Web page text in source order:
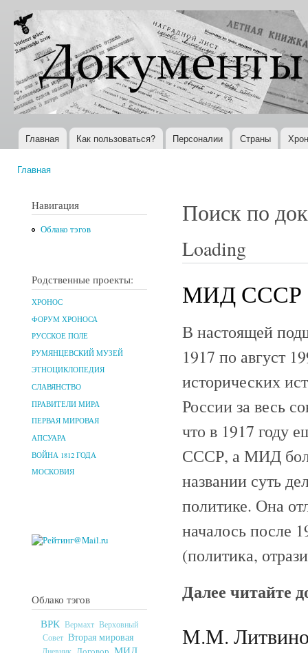
Документы
XX века
Всемирная
история в
Интернете
Главное меню
Главная Как пользоваться? Персоналии Страны
Главная
Навигация
Облако тэгов
Родственные проекты:
ХРОНОС
ФОРУМ ХРОНОСА
РУССКОЕ ПОЛЕ
РУМЯНЦЕВСКИЙ МУЗЕЙ
ЭТНОЦИКЛОПЕДИЯ
СЛАВЯНСТВО
ПРАВИТЕЛИ МИРА
ПЕРВАЯ МИРОВАЯ
АПСУАРА
ВОЙНА 1812 ГОДА
МОСКОВИЯ
Облако тэгов
ВРК Вермахт Верховный
Совет Вторая мировая
Дневник
МИД
Поиск по
Loading
МИД СССР
В настоящей
1917 по август
исторических
России за весь
что в 1917 году
СССР, а МИД
названии суть
политике. Она
началось после
(политика,
Далее читайте
М.М.